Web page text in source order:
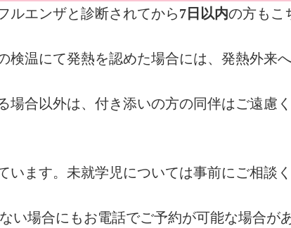
ルエンザと診断されてから7日以内の方もこ
温にて発熱を認めた場合には、発熱外来
合以外は、付き添いの方の同伴はご遠慮
ます。未就学児については事前にご相談
い場合にもお電話でご予約が可能な場合が